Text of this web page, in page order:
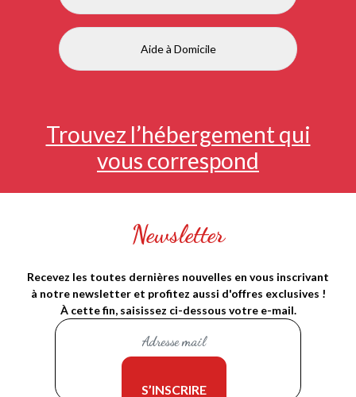
Aide à Domicile
Trouvez l’hébergement qui
vous correspond
Newsletter
Recevez les toutes dernières nouvelles en vous inscrivant
à notre newsletter et profitez aussi d'offres exclusives !
À cette fin, saisissez ci-dessous votre e-mail.